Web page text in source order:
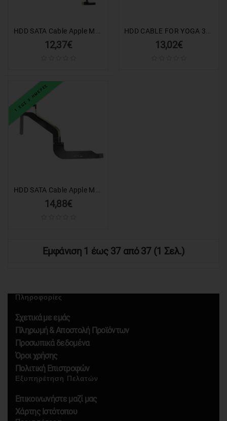
12,37€ 13,02€
1 ΕΩΣ 3 ΗΜΕΡΕΣ
14,88€
Εμφάνιση 1 έως 37 από 37 (1 Σελ.)
Πληροφορίες
Σχετικά με εμάς
Πληρωμή & Αποστολή Προϊόντων
Προσωπικά δεδομένα
Όροι χρήσης
Πολιτική Επιστροφών
Εξυπηρέτηση Πελατών
Επικοινωνήστε μαζί μας
Χάρτης Ιστότοπου